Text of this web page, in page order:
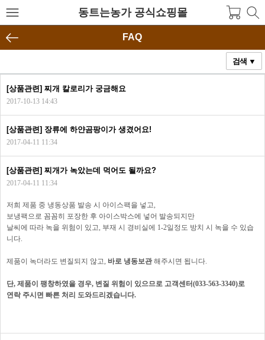
동트는농가 공식쇼핑몰
FAQ
검색 ▼
[상품관련] 찌개 칼로리가 궁금해요
2017-10-13 14:43
[상품관련] 장류에 하얀곰팡이가 생겼어요!
2017-04-11 11:34
[상품관련] 찌개가 녹았는데 먹어도 될까요?
2017-04-11 11:34
저희 제품 중 냉동상품 발송 시 아이스팩을 넣고,
보냉팩으로 꼼꼼히 포장한 후 아이스박스에 넣어 발송되지만
날씨에 따라 녹을 위험이 있고, 부재 시 경비실에 1-2일정도 방치 시 녹을 수 있습
니다.
제품이 녹더라도 변질되지 않고, 바로 냉동보관해주시면 됩니다.
단, 제품이 팽창하였을 경우, 변질 위험이 있으므로 고객센터(033-563-3340)로
연락 주시면 빠른 처리 도와드리겠습니다.